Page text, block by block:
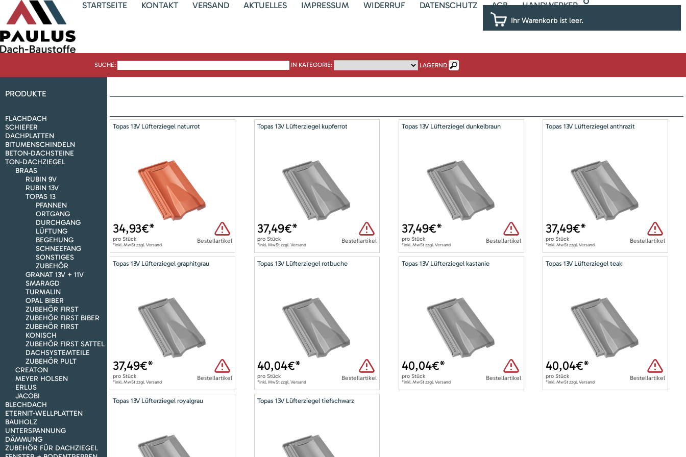
STARTSEITE KONTAKT VERSAND AKTUELLES IMPRESSUM WIDERRUF DATENSCHUTZ AGB HANDWERKER
Ihr Warenkorb ist leer.
SUCHE: IN KATEGORIE: LAGERND
PRODUKTE
FLACHDACH
SCHIEFER
DACHPLATTEN
BITUMENSCHINDELN
BETON-DACHSTEINE
TON-DACHZIEGEL
BRAAS
RUBIN 9V
RUBIN 13V
TOPAS 13
PFANNEN
ORTGANG
DURCHGANG
LÜFTUNG
BEGEHUNG
SCHNEEFANG
SONSTIGES
ZUBEHÖR
GRANAT 13V + 11V
SMARAGD
TURMALIN
OPAL BIBER
ZUBEHÖR FIRST
ZUBEHÖR FIRST BIBER
ZUBEHÖR FIRST
KONISCH
ZUBEHÖR FIRST SATTEL
DACHSYSTEMTEILE
ZUBEHÖR PULT
CREATON
MEYER HOLSEN
ERLUS
JACOBI
BLECHDACH
ETERNIT-WELLPLATTEN
BAUHOLZ
UNTERSPANNUNG
DÄMMUNG
ZUBEHÖR FÜR DACHZIEGEL
Topas 13V Lüfterziegel naturrot
Bestellartikel
34,93€*
pro Stück
*inkl. MwSt zzgl. Versand
Topas 13V Lüfterziegel kupferrot
Bestellartikel
37,49€*
pro Stück
*inkl. MwSt zzgl. Versand
Topas 13V Lüfterziegel dunkelbraun
Bestellartikel
37,49€*
pro Stück
*inkl. MwSt zzgl. Versand
Topas 13V Lüfterziegel anthrazit
Bestellartikel
37,49€*
proStück
*inkl. MwSt zzgl. Versand
Topas 13V Lüfterziegel graphitgrau
Bestellartikel
37,49€*
pro Stück
*inkl. MwSt zzgl. Versand
Topas 13V Lüfterziegel rotbuche
Bestellartikel
40,04€*
pro Stück
*inkl. MwSt zzgl. Versand
Topas 13V Lüfterziegel kastanie
Bestellartikel
40,04€*
pro Stück
*inkl. MwSt zzgl. Versand
Topas 13V Lüfterziegel teak
Bestellartikel
40,04€*
proStück
*inkl. MwSt zzgl. Versand
Topas 13V Lüfterziegel royalgrau Topas 13V Lüfterziegel tiefschwarz